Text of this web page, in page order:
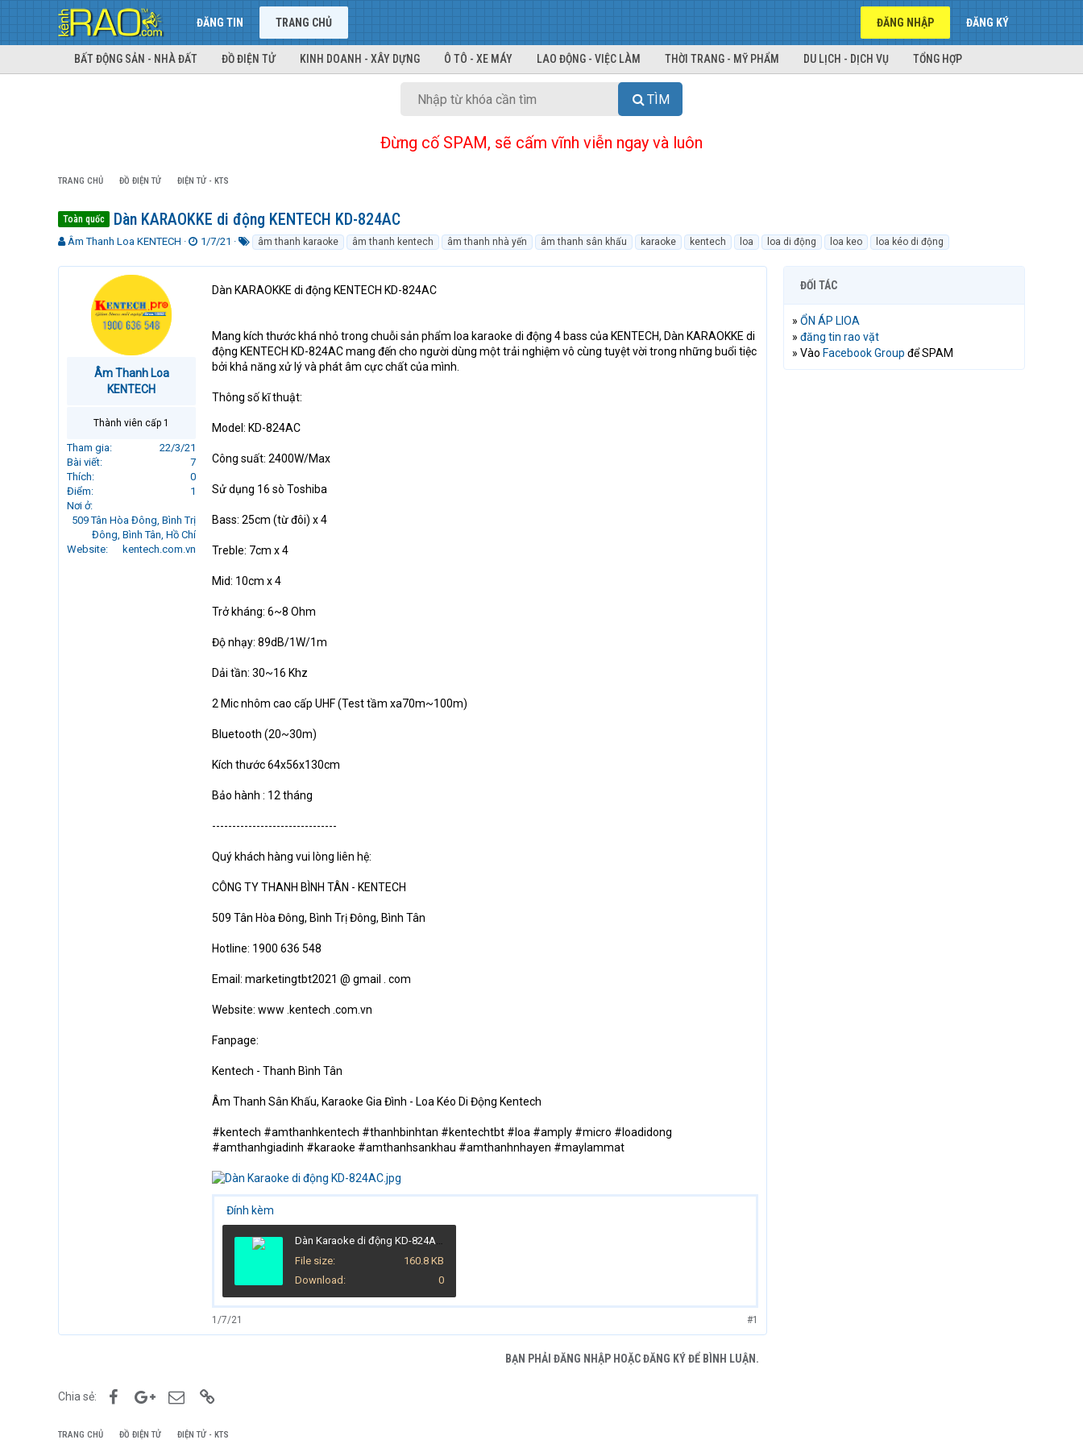
ĐĂNG TIN TRANG CHỦ ĐĂNG NHẬP ĐĂNG KÝ
BẤT ĐỘNG SẢN - NHÀ ĐẤT ĐỒ ĐIỆN TỬ KINH DOANH - XÂY DỰNG Ô TÔ - XE MÁY LAO ĐỘNG - VIỆC LÀM THỜI TRANG - MỸ PHẨM DU LỊCH - DỊCH VỤ TỔNG HỢP
TÌM
Đừng cố SPAM, sẽ cấm vĩnh viễn ngay và luôn
TRANG CHỦ ĐỒ ĐIỆN TỬ ĐIỆN TỬ - KTS
Toàn quốc Dàn KARAOKKE di động KENTECH KD-824AC
T
r
Âm Thanh Loa KENTECH
N
à
1/7/21
k
h
âm thanh karaoke âm thanh kentech âm thanh nhà yến âm thanh sân khấu karaoke kentech loa loa di động loa keo loa kéo di động
Âm Thanh Loa
KENTECH
Thành viên cấp 1
Tham gia
22/3/21
Bài viết
7
Thích
0
Điểm
1
Nơi ở
509 Tân Hòa Đông, Bình Trị
Đông, Bình Tân, Hồ Chí
Website
kentech.com.vn
Dàn KARAOKKE di động KENTECH KD-824AC
Mang kích thước khá nhỏ trong chuỗi sản phẩm loa karaoke di động 4 bass của KENTECH, Dàn KARAOKKE di
động KENTECH KD-824AC mang đến cho người dùng một trải nghiệm vô cùng tuyệt vời trong những buổi tiệc
bởi khả năng xử lý và phát âm cực chất của mình.
Thông số kĩ thuật:
Model: KD-824AC
Công suất: 2400W/Max
Sử dụng 16 sò Toshiba
Bass: 25cm (từ đôi) x 4
Treble: 7cm x 4
Mid: 10cm x 4
Trở kháng: 6~8 Ohm
Độ nhạy: 89dB/1W/1m
Dải tần: 30~16 Khz
2 Mic nhôm cao cấp UHF (Test tầm xa70m~100m)
Bluetooth (20~30m)
Kích thước 64x56x130cm
Bảo hành : 12 tháng
-------------------------------
Quý khách hàng vui lòng liên hệ:
CÔNG TY THANH BÌNH TÂN - KENTECH
509 Tân Hòa Đông, Bình Trị Đông, Bình Tân
Hotline: 1900 636 548
Email: marketingtbt2021 @ gmail . com
Website: www .kentech .com.vn
Fanpage:
Kentech - Thanh Bình Tân
Âm Thanh Sân Khấu, Karaoke Gia Đình - Loa Kéo Di Động Kentech
#kentech #amthanhkentech #thanhbinhtan #kentechtbt #loa #amply #micro #loadidong
#amthanhgiadinh #karaoke #amthanhsankhau #amthanhnhayen #maylammat
Đính kèm
Dàn Karaoke di động KD-824AC.jpg
File size
160.8 KB
Download
0
1/7/21 #1
BẠN PHẢI ĐĂNG NHẬP HOẶC ĐĂNG KÝ ĐỂ BÌNH LUẬN.
Chia sẻ: FacebookGoogle+Email
ĐỐI TÁC
» ỔN ÁP LIOA
» đăng tin rao vặt
» Vào Facebook Group để SPAM
TRANG CHỦ ĐỒ ĐIỆN TỬ ĐIỆN TỬ - KTS